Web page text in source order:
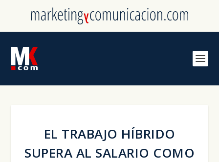
EL TRABAJO HÍBRIDO
SUPERA AL SALARIO COMO